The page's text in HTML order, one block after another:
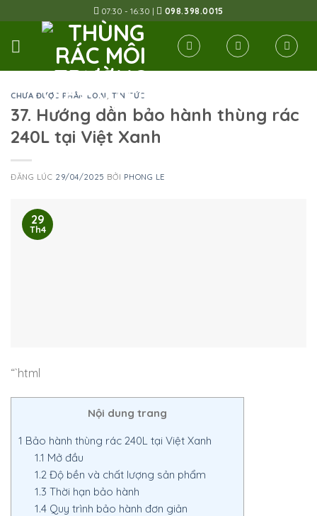
to
content
07:30 - 16:30 | 098.398.0015
CHƯA ĐƯỢC PHÂN LOẠI , TIN TỨC
37. Hướng dẫn bảo hành thùng rác
240L tại Việt Xanh
ĐĂNG LÚC 29/04/2025 BỞI PHONG LE
29
Th4
“`html
Nội dung trang
1 Bảo hành thùng rác 240L tại Việt Xanh
1.1 Mở đầu
1.2Độ bền và chất lượng sản phẩm
1.3 Thời hạn bảo hành
1.4Quy trình bảo hành đơn giản